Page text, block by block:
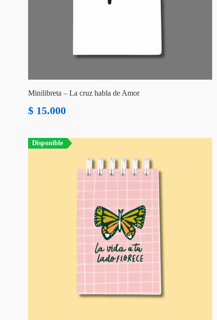
Minilibreta – La cruz habla de Amor
$ 15.000
Disponible